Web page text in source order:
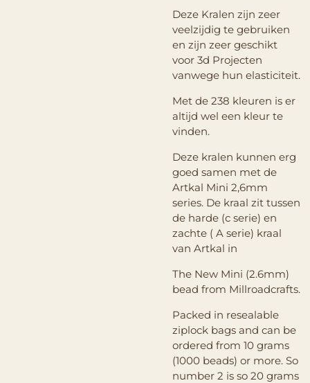
Deze Kralen zijn zeer
veelzijdig te gebruiken
en zijn zeer geschikt
voor 3d Projecten
vanwege hun elasticiteit.
Met de 238 kleuren is er
altijd wel een kleur te
vinden.
Deze kralen kunnen erg
goed samen met de
Artkal Mini 2,6mm
series. De kraal zit tussen
de harde (c serie) en
zachte ( A serie) kraal
van Artkal in
The New Mini (2.6mm)
bead from Millroadcrafts.
Packed in resealable
ziplock bags and can be
ordered from 10 grams
(1000 beads) or more. So
number 2 is so 20 grams